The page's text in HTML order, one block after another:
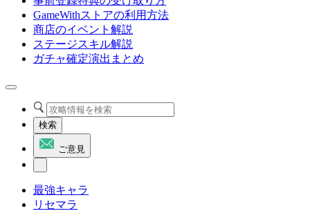
GameWithストアの利用方法
商店のイベント解説
ステージスキル解説
ガチャ確定演出まとめ
検索
ご意見
最強キャラ
リセマラ